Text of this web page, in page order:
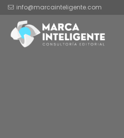
info@marcainteligente.com